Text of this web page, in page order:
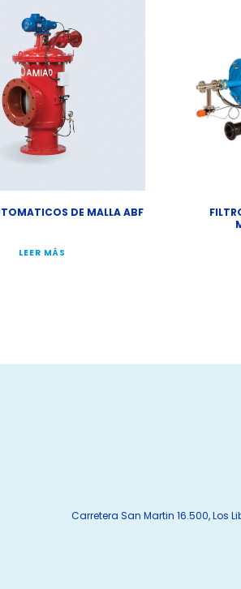
DE MALLA ABF
LEER MÁS
Carretera San Martin 16.500, Los